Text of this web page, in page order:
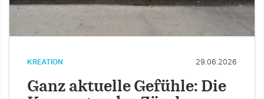
KREATION 29.06.2026
Ganz aktuelle Gefühle: Die